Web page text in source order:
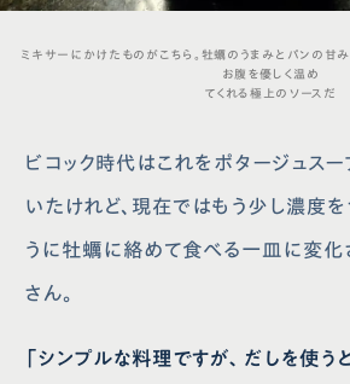
ミキサーにかけたものがこちら。牡蠣のうまみとパンの甘
お腹を優しく温め
てくれる極上のソースだ
ビコック時代はこれをポタージュス
いたけれど、現在ではもう少し濃度を
うに牡蠣に絡めて食べる一皿に変化
さん。
「シンプルな料理ですが、だしを使